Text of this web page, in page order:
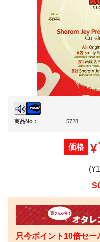
商品No： 5728
価格 ¥
(¥
只今ポイント10倍セー